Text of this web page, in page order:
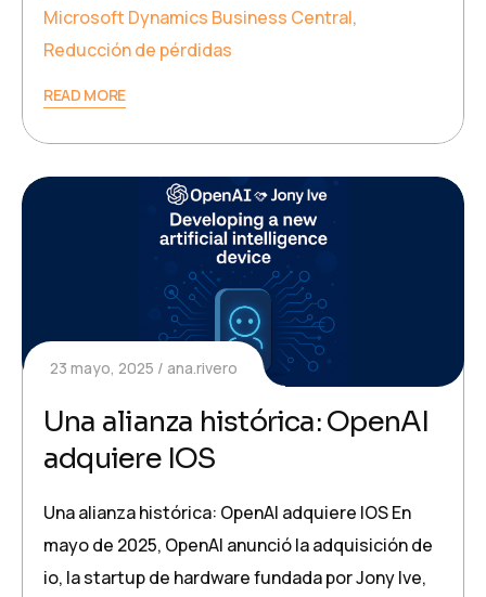
Microsoft Dynamics Business Central,
Reducción de pérdidas
READ MORE
23 mayo, 2025 ana.rivero
Una alianza histórica: OpenAI
adquiere IOS
Una alianza histórica: OpenAI adquiere IOS En
mayo de 2025, OpenAI anunció la adquisición de
io, la startup de hardware fundada por Jony Ive,